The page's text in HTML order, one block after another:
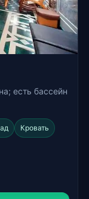
есть бассейн
Кровать